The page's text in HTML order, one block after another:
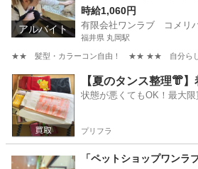
アルバイト
時給1,060円
有限会社ワンラブ コメリ
福井県 丸岡駅
★★ 髪型・カラーコン自由！ ★★ ★★ 自分らしく働
福井 坂井市 丸岡駅 その他 動物
【夏のタンス整理👘
状態が悪くてもOK！最大限
プリフラ
「ペットショップワン